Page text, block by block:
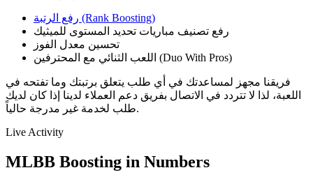
رفع الرتبة (Rank Boosting)
رفع تصنيف مباريات تحديد المستوى للميثيك
تحسين معدل الفوز
اللعب الثنائي مع المحترفين (Duo With Pros)
فريقنا مجهز لمساعدتك في أي طلب يتعلق برتبتك وما تفتحه في
اللعبة، لذا لا تتردد في الاتصال بفريق دعم العملاء لدينا إذا كان لديك
طلب لخدمة غير مدرجة حالياً.
Live Activity
MLBB Boosting in Numbers